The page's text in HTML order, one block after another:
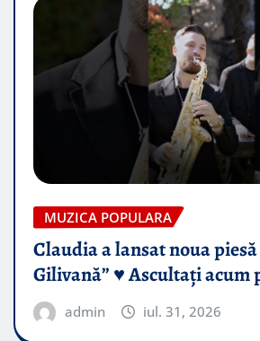
MUZICA POPULARA
Claudia a lansat noua piesă
Gilivană” ♥️ Ascultați acum
admin iul. 31, 2026